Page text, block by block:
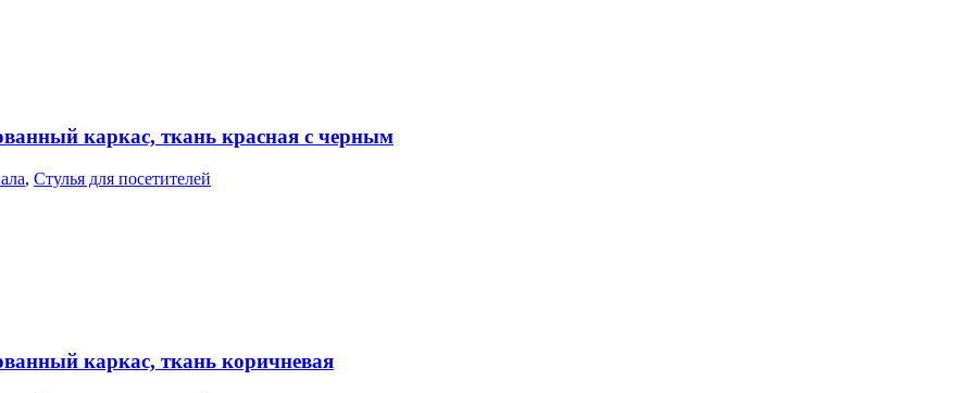
каркас, ткань красная с черным
, Стулья для посетителей
каркас, ткань коричневая